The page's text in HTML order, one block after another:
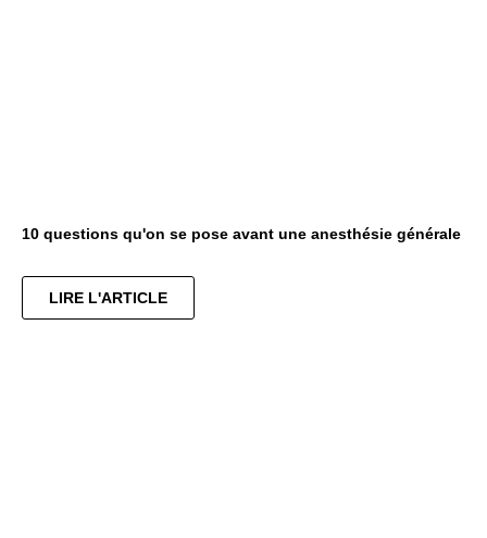
10 questions qu'on se pose avant une anesthésie générale
LIRE L'ARTICLE